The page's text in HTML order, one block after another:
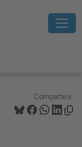
Comparteix: